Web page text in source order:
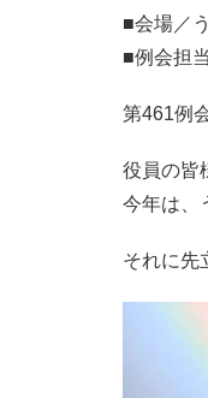
■会場／
■例会担
第461例
役員の皆
今年は、
それに先